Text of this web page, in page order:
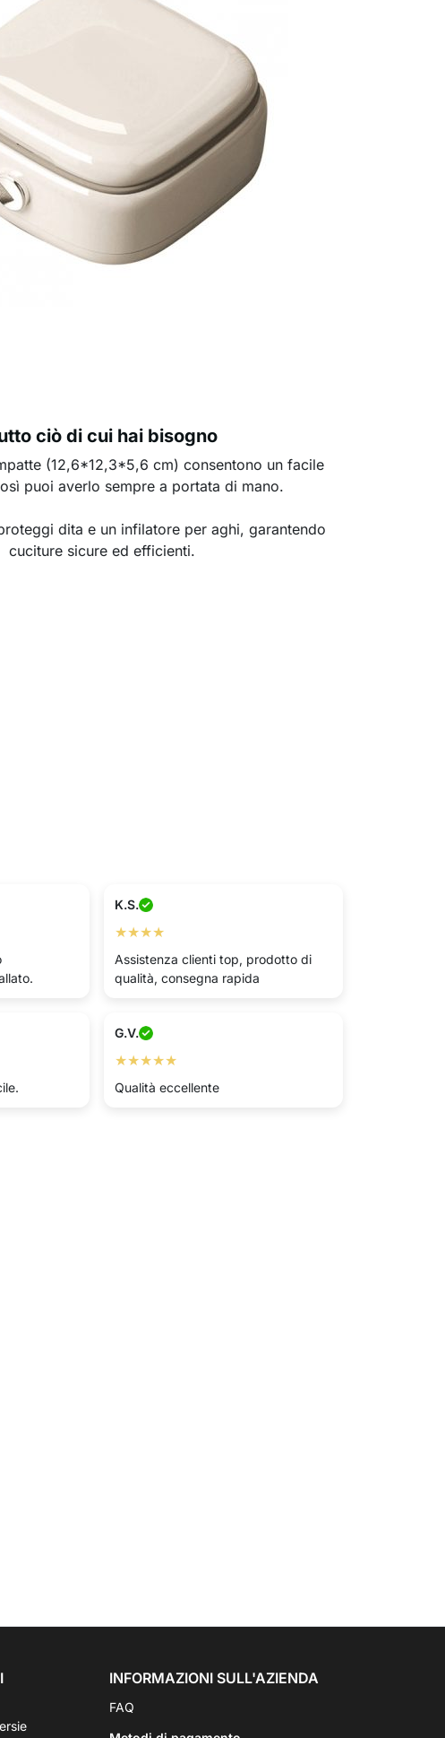
ciò di cui hai bisogno
(12,6*12,3*5,6 cm) consentono un facile
puoi averlo sempre a portata di mano.
dita e un infilatore per aghi, garantendo
cuciture sicure ed efficienti.
K.S.
★★★★
Assistenza clienti top, prodotto di
qualità, consegna rapida
G.V.
★★★★★
Qualità eccellente
INFORMAZIONI SULL'AZIENDA
FAQ